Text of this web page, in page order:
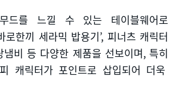
드를 느낄 수 있는 테이블웨어로
로한끼 세라믹 밥용기’, 피너츠 캐릭터
냄비 등 다양한 제품을 선보이며,특히
캐릭터가 포인트로 삽입되어 더욱